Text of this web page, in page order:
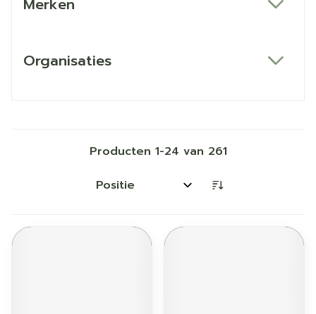
Merken
Organisaties
Producten 1-24 van 261
Sorteer op: